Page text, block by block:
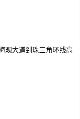
观大道到珠三角环线高